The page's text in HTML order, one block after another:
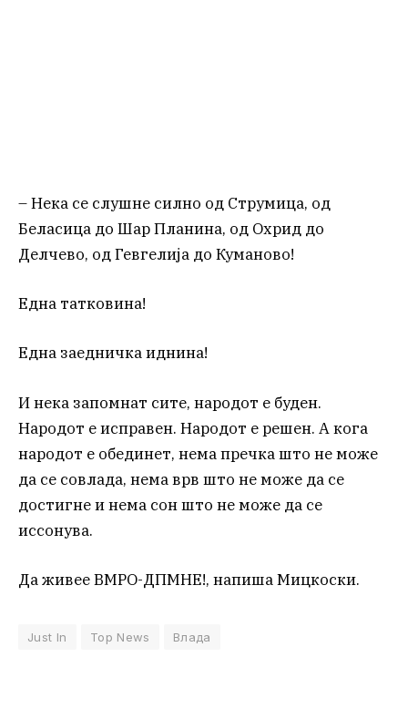
– Нека се слушне силно од Струмица, од
Беласица до Шар Планина, од Охрид до
Делчево, од Гевгелија до Куманово!
Една татковина!
Една заедничка иднина!
И нека запомнат сите, народот е буден.
Народот е исправен. Народот е решен. А кога
народот е обединет, нема пречка што не може
да се совлада, нема врв што не може да се
достигне и нема сон што не може да се
иссонува.
Да живее ВМРО-ДПМНЕ!, напиша Мицкоски.
Just In Top News Влада